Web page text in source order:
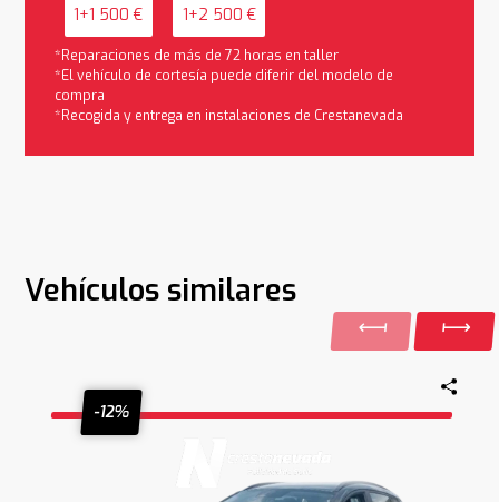
1+1 500 € 1+2 500 €
*Reparaciones de más de 72 horas en taller
*El vehículo de cortesía puede diferir del modelo de
compra
*Recogida y entrega en instalaciones de Crestanevada
Vehículos similares
-12%